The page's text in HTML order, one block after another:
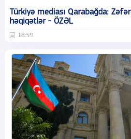
Türkiyə mediası Qarabağda:
həqiqətlər - ÖZƏL
18:59